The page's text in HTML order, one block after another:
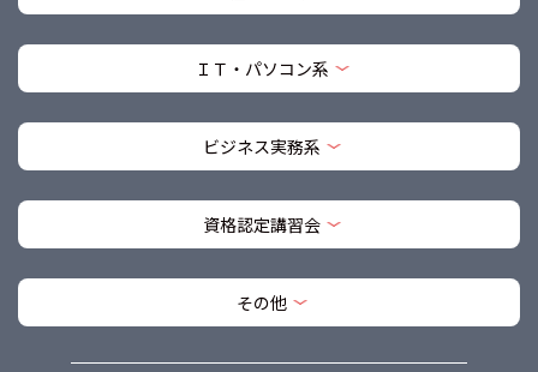
ＩＴ・パソコン系
ビジネス実務系
資格認定講習会
その他